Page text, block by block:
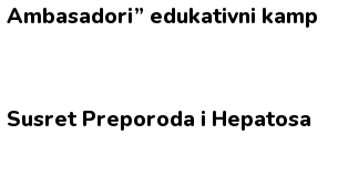
Ambasadori” edukativni kamp
Susret Preporoda i Hepatosa